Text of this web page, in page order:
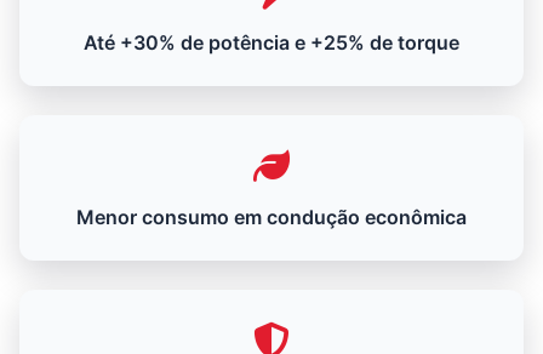
Até +30% de potência e +25% de torque
Menor consumo em condução econômica